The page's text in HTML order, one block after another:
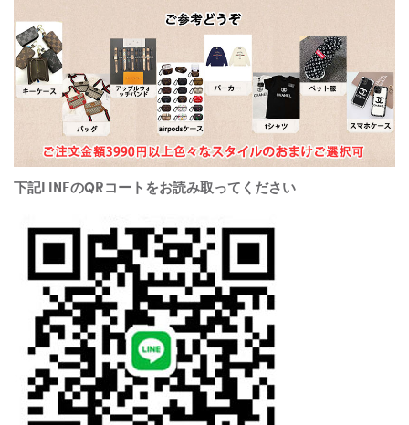
下記LINEのQRコートをお読み取ってください